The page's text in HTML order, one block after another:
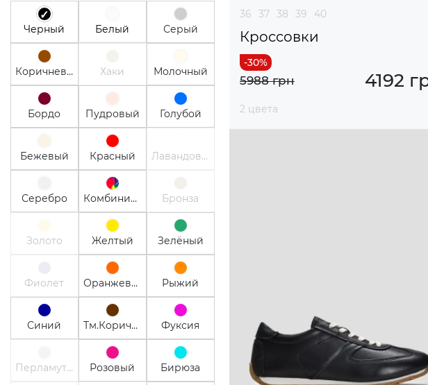
Черный Белый Серый
Коричневый Хаки Молочный
Бордо Пудровый Голубой
Бежевый Красный Лавандовый
Серебро Комбинированный Бронза
Золото Желтый Зелёный
Фиолет Оранжевый Рыжий
Синий Тм.Коричневый Фуксия
Перламутр Розовый Бирюза
36 37 38 39 40
Кроссовки
4192
5988 грн
2 цвета